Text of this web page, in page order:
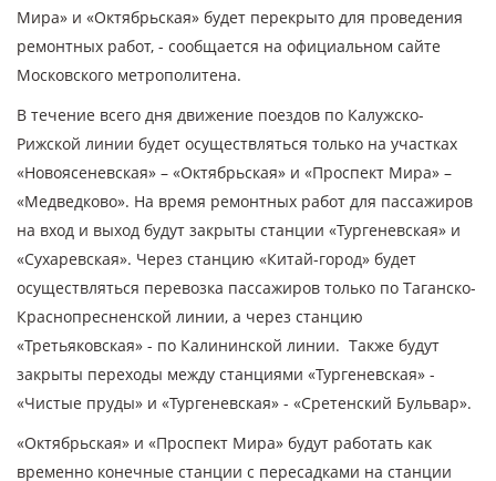
Мира» и «Октябрьская» будет перекрыто для проведения
ремонтных работ, - сообщается на официальном сайте
Московского метрополитена.
В течение всего дня движение поездов по Калужско-
Рижской линии будет осуществляться только на участках
«Новоясеневская» – «Октябрьская» и «Проспект Мира» –
«Медведково». На время ремонтных работ для пассажиров
на вход и выход будут закрыты станции «Тургеневская» и
«Сухаревская». Через станцию «Китай-город» будет
осуществляться перевозка пассажиров только по Таганско-
Краснопресненской линии, а через станцию
«Третьяковская» - по Калининской линии. Также будут
закрыты переходы между станциями «Тургеневская» -
«Чистые пруды» и «Тургеневская» - «Сретенский Бульвар».
«Октябрьская» и «Проспект Мира» будут работать как
временно конечные станции с пересадками на станции